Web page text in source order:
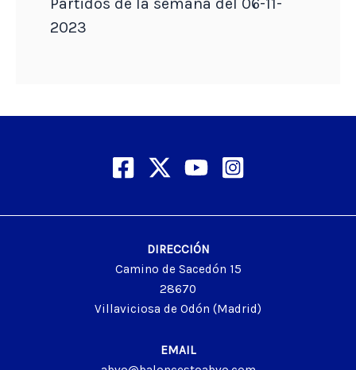
2023
DIRECCIÓN
Camino de Sacedón 15
28670
Villaviciosa de Odón (Madrid)
EMAIL